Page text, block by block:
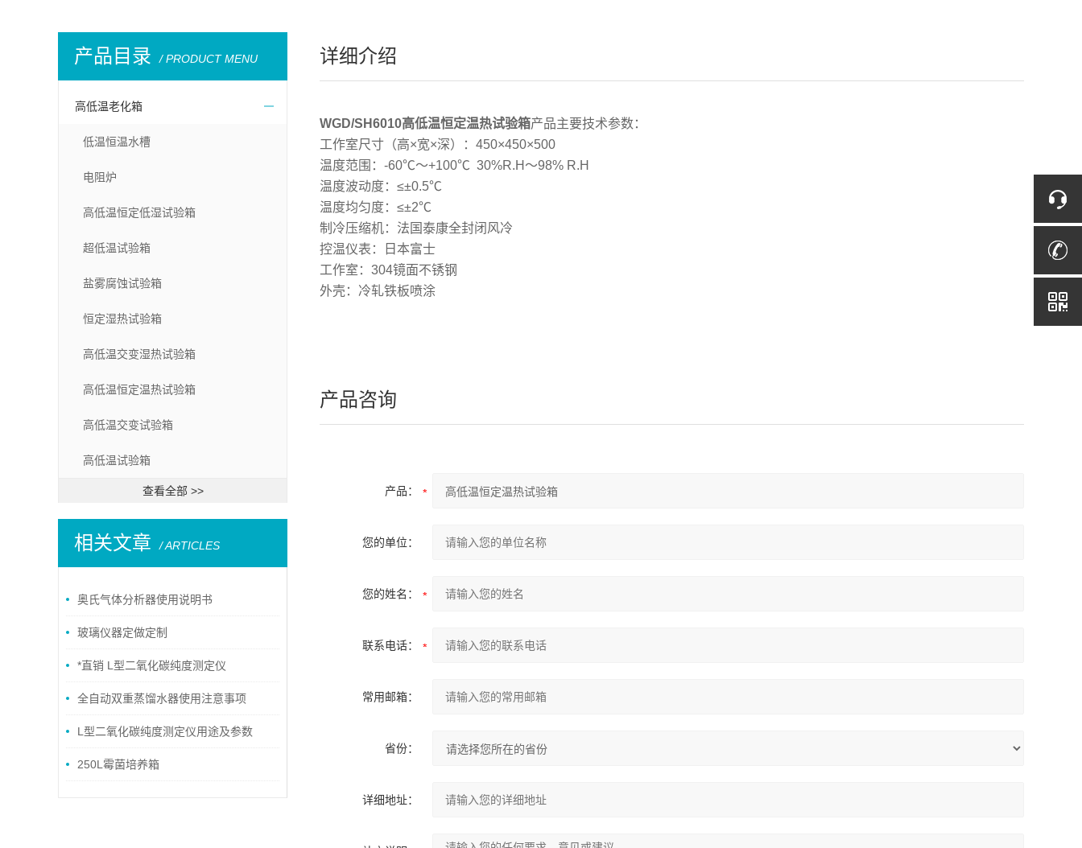
产品目录 / PRODUCT MENU
高低温老化箱
低温恒温水槽
电阻炉
高低温恒定低湿试验箱
超低温试验箱
盐雾腐蚀试验箱
恒定湿热试验箱
高低温交变湿热试验箱
高低温恒定温热试验箱
高低温交变试验箱
高低温试验箱
查看全部 >>
相关文章 / ARTICLES
奥氏气体分析器使用说明书
玻璃仪器定做定制
*直销 L型二氧化碳纯度测定仪
全自动双重蒸馏水器使用注意事项
L型二氧化碳纯度测定仪用途及参数
250L霉菌培养箱
详细介绍
WGD/SH6010高低温恒定温热试验箱产品主要技术参数：
工作室尺寸（高×宽×深）：450×450×500
温度范围：-60℃～+100℃ 30%R.H～98% R.H
温度波动度：≤±0.5℃
温度均匀度：≤±2℃
制冷压缩机：法国泰康全封闭风冷
控温仪表：日本富士
工作室：304镜面不锈钢
外壳：冷轧铁板喷涂
产品咨询
产品：
您的单位：
您的姓名：
联系电话：
常用邮箱：
省份：
详细地址：